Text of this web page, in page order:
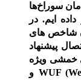
سوراخ‌ها
­ایم. در
شاخص ­های
پیشنهاد
خمشی ویژه
WUF و